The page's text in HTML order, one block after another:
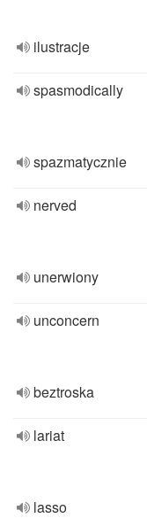
ilustracje
spasmodically
spazmatycznie
nerved
unerwiony
unconcern
beztroska
lariat
lasso